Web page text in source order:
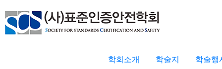
학회소개 학술지 학술행